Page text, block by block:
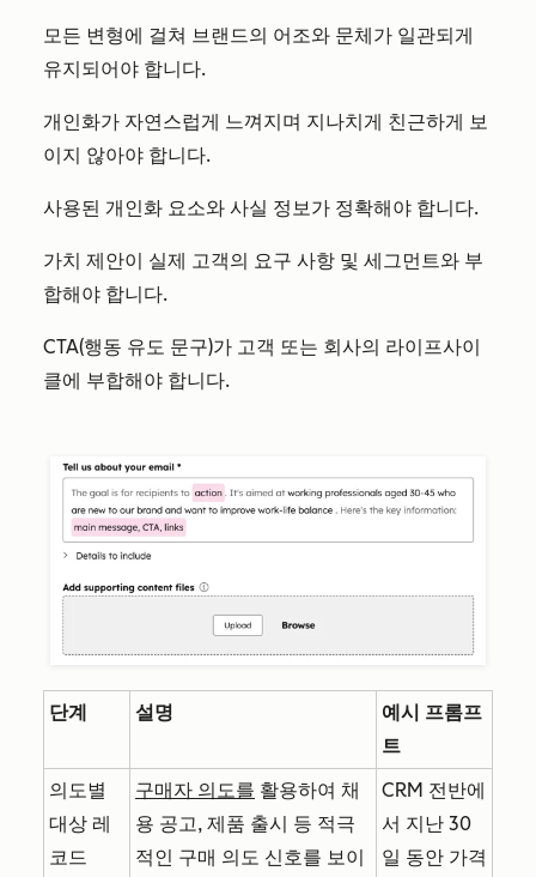
모든 변형에 걸쳐 브랜드의 어조와 문체가 일관되게
유지되어야 합니다.
개인화가 자연스럽게 느껴지며 지나치게 친근하게 보
이지 않아야 합니다.
사용된 개인화 요소와 사실 정보가 정확해야 합니다.
가치 제안이 실제 고객의 요구 사항 및 세그먼트와 부
합해야 합니다.
CTA(행동 유도 문구)가 고객 또는 회사의 라이프사이
클에 부합해야 합니다.
단계 설명
예시 프롬프
트
의도별
대상 레
코드
구매자 의도를 활용하여 채
용 공고, 제품 출시 등 적극
적인 구매 의도 신호를 보이
CRM 전반에
서 지난 30
일 동안 가격